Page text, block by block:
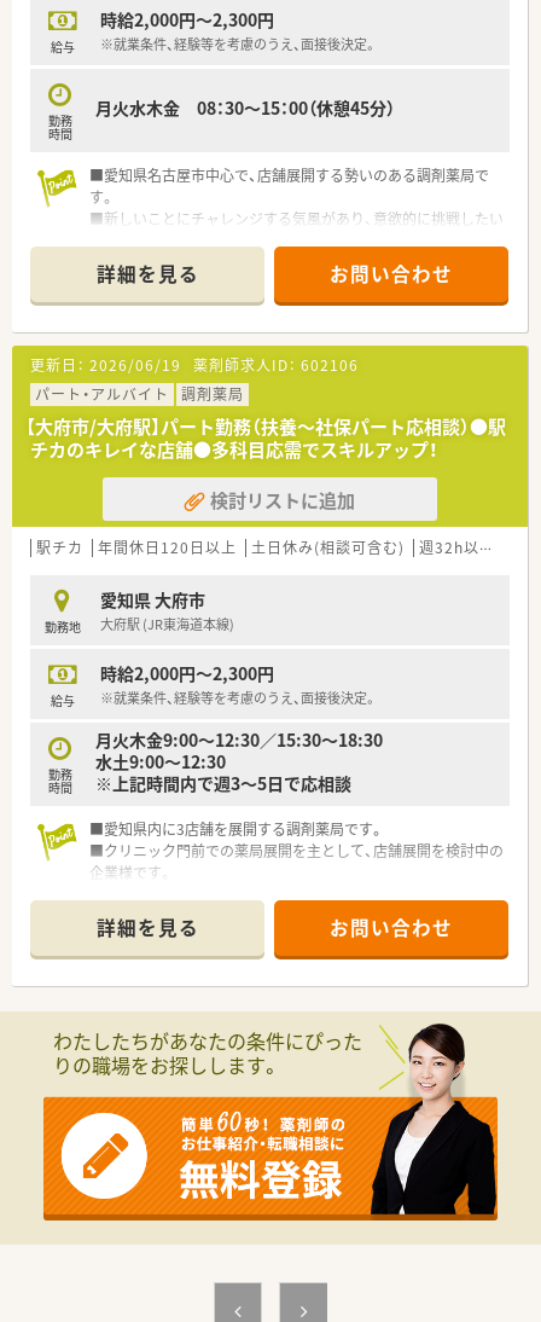
給与
時給2,000円～2,300円
※就業条件、経験等を考慮のうえ、面接後決定。
勤務
時間
月火水木金 08：30～15：00（休憩45分）
■愛知県名古屋市中心で、店舗展開する勢いのある調剤薬局で
す。
■新しいことにチャレンジする気風があり、意欲的に挑戦したい
■薬の取り扱い品目数は700種類です。
■午前中は外来対応・午後は施設の調剤が中心になります。
■電子や句歴、自動錠剤分包機、散剤監視システムを導入してい
ます。
詳細を見る お問い合わせ
更新日： 2026/06/19 薬剤師求人ID： 602106
パート・アルバイト
調剤薬局
【大府市/大府駅】パート勤務（扶養～社保パート応相談）●駅
チカのキレイな店舗●多科目応需でスキルアップ！
検討リストに追加
駅チカ 年間休日120日以上 土日休み(相談可含む) 週32h以上
勤務地
愛知県 大府市
大府駅 (JR東海道本線)
給与
時給2,000円～2,300円
※就業条件、経験等を考慮のうえ、面接後決定。
勤務
時間
月火木金9:00～12:30／15:30～18:30
水土9:00～12:30
※上記時間内で週3～5日で応相談
■愛知県内に3店舗を展開する調剤薬局です。
■クリニック門前での薬局展開を主として、店舗展開を検討中の
企業様です。
■駅から徒歩10分の距離で、公共交通機関での通勤も可能な立
地です。
詳細を見る お問い合わせ
わたしたちがあなたの条件にぴった
りの職場をお探しします。